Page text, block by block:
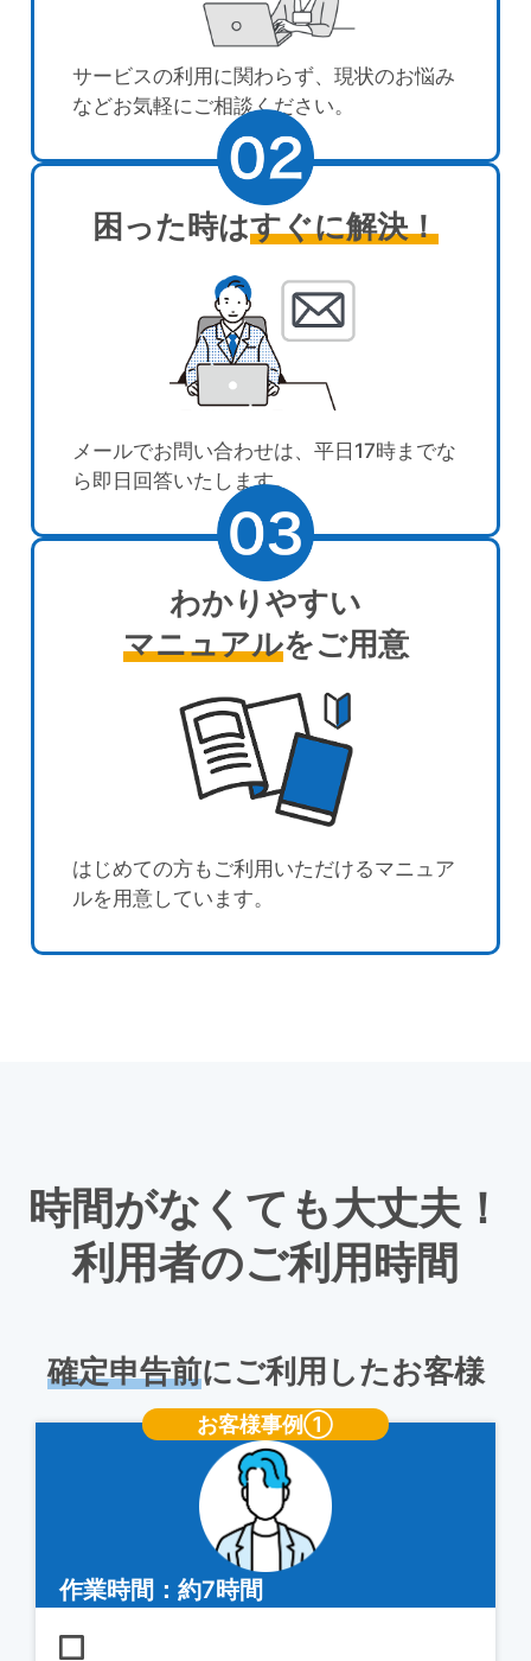
サービスの利用に関わらず、現状のお悩み
などお気軽にご相談ください。
困った時はすぐに解決！
メールでお問い合わせは、平日17時までな
ら即日回答いたします。
わかりやすい
マニュアルをご用意
はじめての方もご利用いただけるマニュア
ルを用意しています。
時間がなくても大丈夫！
利用者のご利用時間
確定申告前にご利用したお客様
お客様事例①
作業時間：約7時間